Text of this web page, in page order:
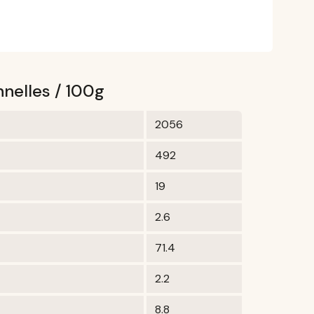
/ 100g
2056
492
19
2.6
71.4
2.2
8.8